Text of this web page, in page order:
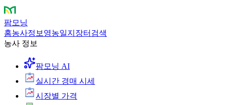
팜모닝
홈농사정보 영농일지 장터 검색
농사 정보
팜모닝 AI
실시간 경매 시세
시장별 가격